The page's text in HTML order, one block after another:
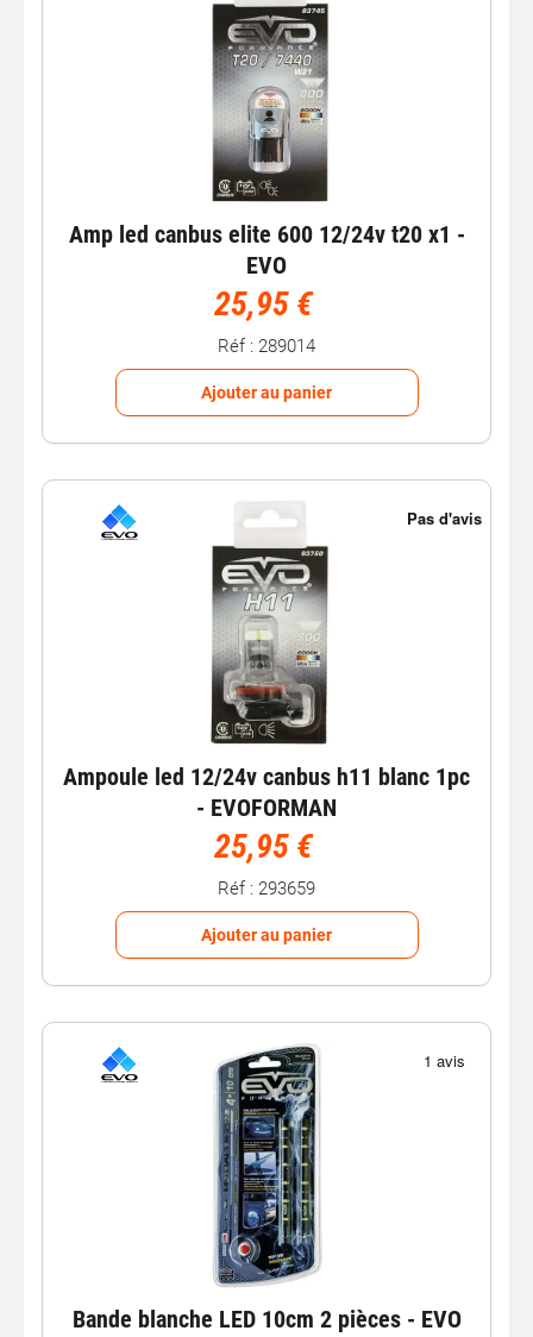
Amp led canbus elite 600 12/24v t20 x1 -
EVO
25,95 €
Réf : 289014
Ajouter au panier
Ampoule led 12/24v canbus h11 blanc 1pc
- EVOFORMAN
25,95 €
Réf : 293659
Ajouter au panier
Bande blanche LED 10cm 2 pièces - EVO